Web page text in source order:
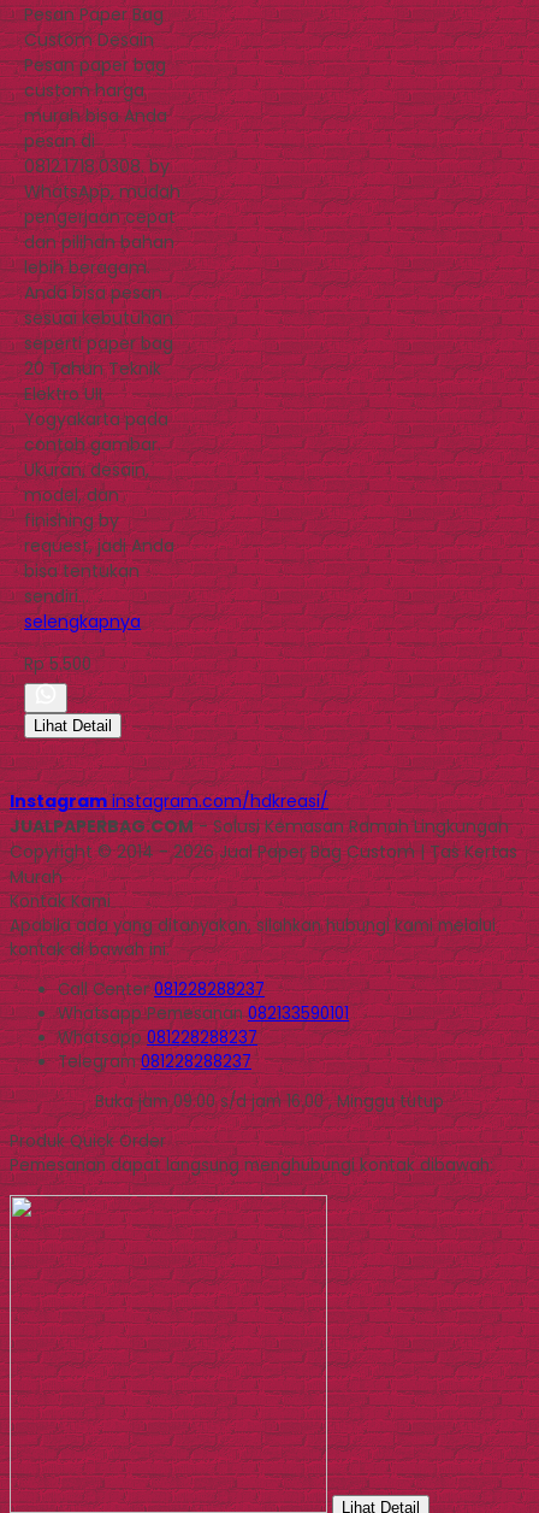
Pesan Paper Bag
Custom Desain
Pesan paper bag
custom harga
murah bisa Anda
pesan di
0812.1718.0308. by
WhatsApp, mudah
pengerjaan cepat
dan pilihan bahan
lebih beragam.
Anda bisa pesan
sesuai kebutuhan
seperti paper bag
20 Tahun Teknik
Elektro UII
Yogyakarta pada
contoh gambar.
Ukuran, desain,
model, dan
finishing by
request, jadi Anda
bisa tentukan
sendiri…
selengkapnya
Rp 5.500
Lihat Detail
Instagram instagram.com/hdkreasi/
JUALPAPERBAG.COM- Solusi Kemasan Ramah Lingkungan
Copyright © 2014 - 2026 Jual Paper Bag Custom | Tas Kertas
Murah
Kontak Kami
Apabila ada yang ditanyakan, silahkan hubungi kami melalui
kontak di bawah ini.
Call Center081228288237
WhatsappPemesanan 082133590101
Whatsapp081228288237
Telegram081228288237
Buka jam 09.00 s/d jam 16.00 , Minggu tutup
Produk Quick Order
Pemesanan dapat langsung menghubungi kontak dibawah:
Lihat Detail